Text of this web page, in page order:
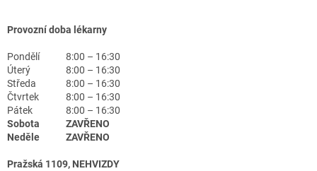
Provozní doba lékarny
Pondělí
8:00 – 16:30
Úterý
8:00 – 16:30
Středa
8:00 – 16:30
Čtvrtek
8:00 – 16:30
Pátek
8:00 – 16:30
Sobota
ZAVŘENO
Neděle
ZAVŘENO
Pražská 1109, NEHVIZDY